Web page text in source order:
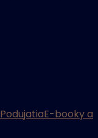
PodujatiaE-booky a